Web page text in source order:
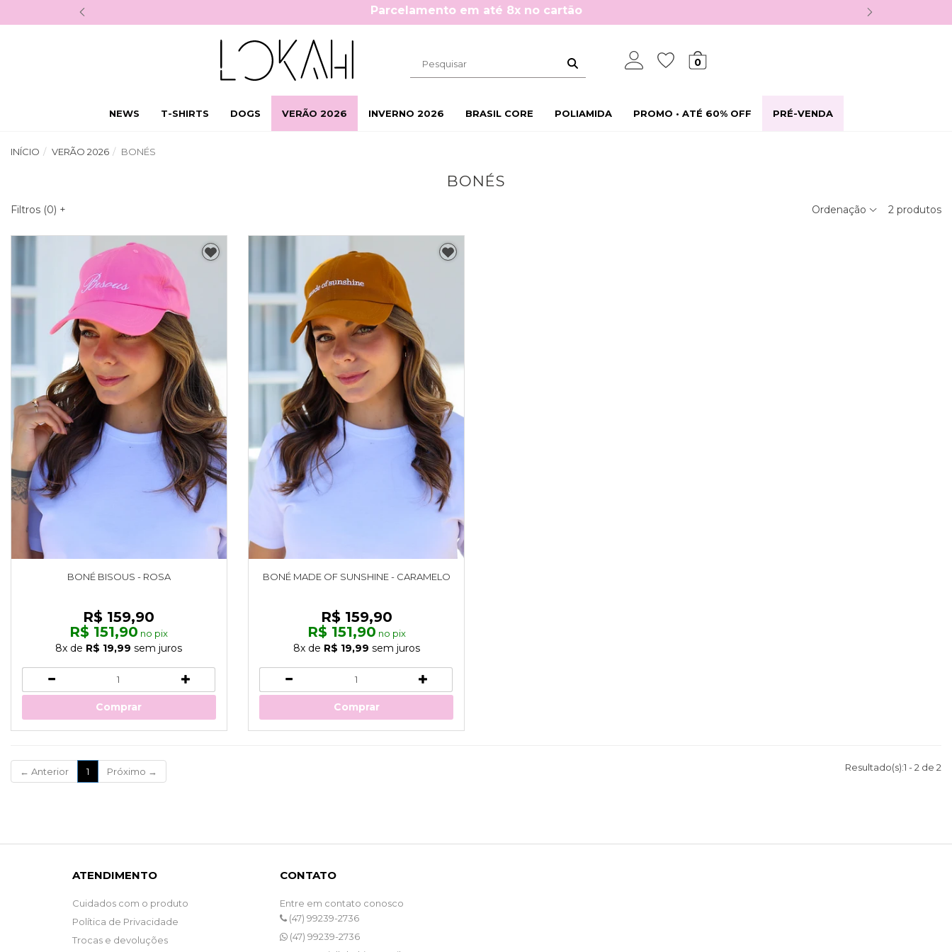
Parcelamento em até 8x no cartão
0
NEWS T-SHIRTS DOGS VERÃO 2026 INVERNO 2026 BRASIL CORE POLIAMIDA PROMO • ATÉ 60% OFF PRÉ-VENDA
INÍCIO VERÃO 2026 BONÉS
BONÉS
Filtros (0) + Ordenação 2 produtos
BONÉ BISOUS - ROSA
R$ 159,90
R$ 151,90 no pix
8x de R$ 19,99 sem juros
Comprar
BONÉ MADE OF SUNSHINE - CARAMELO
R$ 159,90
R$ 151,90 no pix
8xde R$ 19,99 sem juros
Comprar
← Anterior 1 (current)
Próximo → Resultado(s):1 -2 de 2
ATENDIMENTO
Cuidados com o produto
Política de Privacidade
Trocas e devoluções
CONTATO
Entre em contato conosco
(47) 99239-2736
(47) 99239-2736